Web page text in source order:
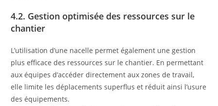
4.2. Gestion optimisée des ressources sur le
chantier
L’utilisation d’une nacelle permet également une gestion
plus efficace des ressources sur le chantier. En permettant
aux équipes d’accéder directement aux zones de travail,
elle limite les déplacements superflus et réduit ainsi l’usure
des équipements.